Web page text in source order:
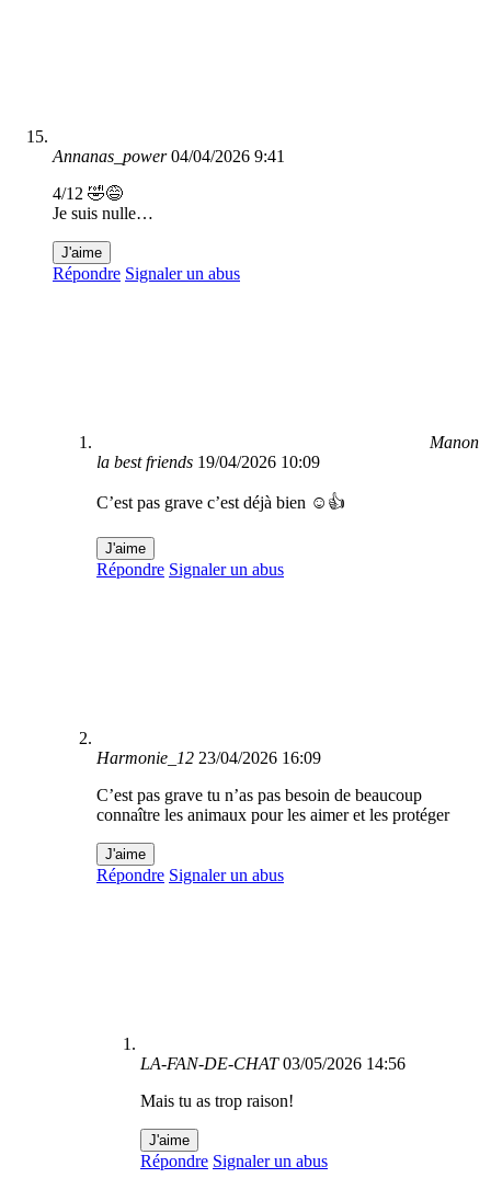
Annanas_power 04/04/2026 9:41
4/12 🤣😅
Je suis nulle…
J'aime
Répondre Signaler un abus
Manon
la best friends 19/04/2026 10:09
C’est pas grave c’est déjà bien ☺️👍
J'aime
Répondre Signaler un abus
Harmonie_12 23/04/2026 16:09
C’est pas grave tu n’as pas besoin de beaucoup
connaître les animaux pour les aimer et les protéger
J'aime
Répondre Signaler un abus
LA-FAN-DE-CHAT 03/05/2026 14:56
Mais tu as trop raison!
J'aime
Répondre Signaler un abus